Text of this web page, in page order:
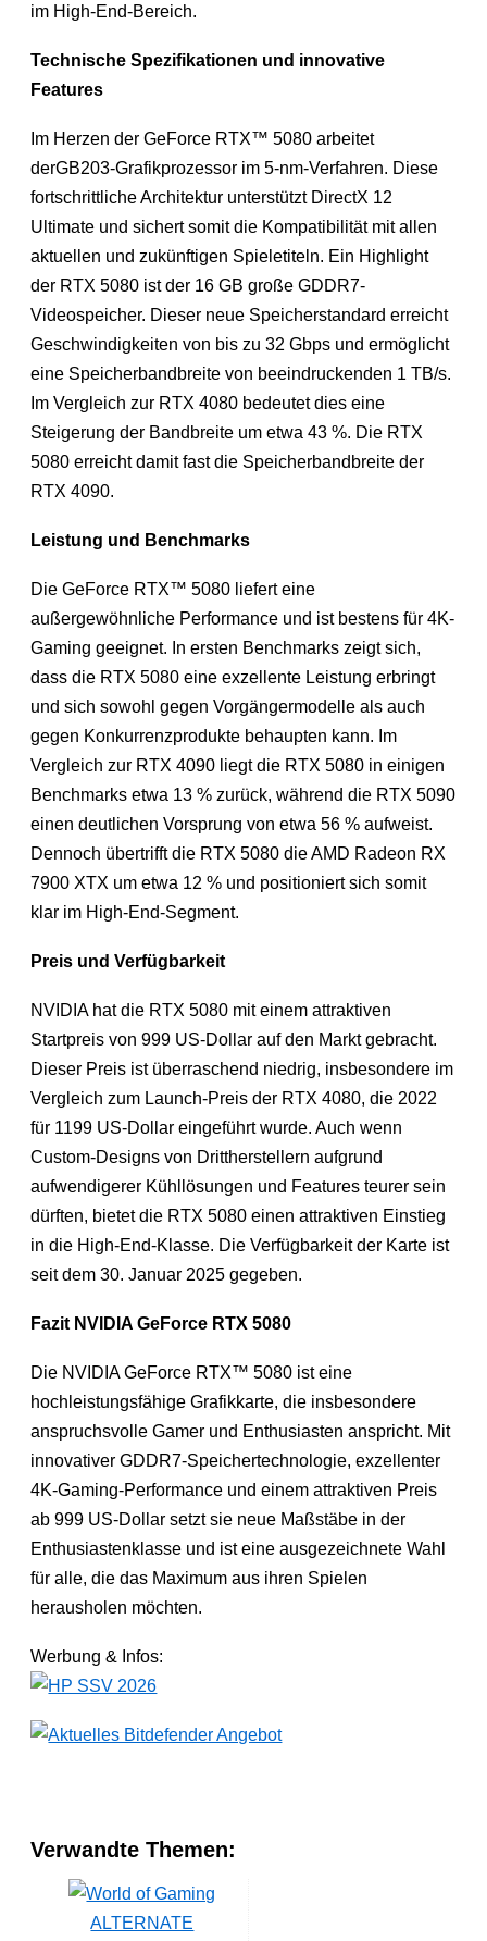
im High-End-Bereich.
Technische Spezifikationen und innovative
Features
Im Herzen der GeForce RTX™ 5080 arbeitet
derGB203-Grafikprozessor im 5-nm-Verfahren. Diese
fortschrittliche Architektur unterstützt DirectX 12
Ultimate und sichert somit die Kompatibilität mit allen
aktuellen und zukünftigen Spieletiteln. Ein Highlight
der RTX 5080 ist der 16 GB große GDDR7-
Videospeicher. Dieser neue Speicherstandard erreicht
Geschwindigkeiten von bis zu 32 Gbps und ermöglicht
eine Speicherbandbreite von beeindruckenden 1 TB/s.
Im Vergleich zur RTX 4080 bedeutet dies eine
Steigerung der Bandbreite um etwa 43 %. Die RTX
5080 erreicht damit fast die Speicherbandbreite der
RTX 4090.
Leistung und Benchmarks
Die GeForce RTX™ 5080 liefert eine
außergewöhnliche Performance und ist bestens für 4K-
Gaming geeignet. In ersten Benchmarks zeigt sich,
dass die RTX 5080 eine exzellente Leistung erbringt
und sich sowohl gegen Vorgängermodelle als auch
gegen Konkurrenzprodukte behaupten kann. Im
Vergleich zur RTX 4090 liegt die RTX 5080 in einigen
Benchmarks etwa 13 % zurück, während die RTX 5090
einen deutlichen Vorsprung von etwa 56 % aufweist.
Dennoch übertrifft die RTX 5080 die AMD Radeon RX
7900 XTX um etwa 12 % und positioniert sich somit
klar im High-End-Segment.
Preis und Verfügbarkeit
NVIDIA hat die RTX 5080 mit einem attraktiven
Startpreis von 999 US-Dollar auf den Markt gebracht.
Dieser Preis ist überraschend niedrig, insbesondere im
Vergleich zum Launch-Preis der RTX 4080, die 2022
für 1199 US-Dollar eingeführt wurde. Auch wenn
Custom-Designs von Drittherstellern aufgrund
aufwendigerer Kühllösungen und Features teurer sein
dürften, bietet die RTX 5080 einen attraktiven Einstieg
in die High-End-Klasse. Die Verfügbarkeit der Karte ist
seit dem 30. Januar 2025 gegeben.
Fazit NVIDIA GeForce RTX 5080
Die NVIDIA GeForce RTX™ 5080 ist eine
hochleistungsfähige Grafikkarte, die insbesondere
anspruchsvolle Gamer und Enthusiasten anspricht. Mit
innovativer GDDR7-Speichertechnologie, exzellenter
4K-Gaming-Performance und einem attraktiven Preis
ab 999 US-Dollar setzt sie neue Maßstäbe in der
Enthusiastenklasse und ist eine ausgezeichnete Wahl
für alle, die das Maximum aus ihren Spielen
herausholen möchten.
Werbung & Infos:
Verwandte Themen:
ALTERNATE